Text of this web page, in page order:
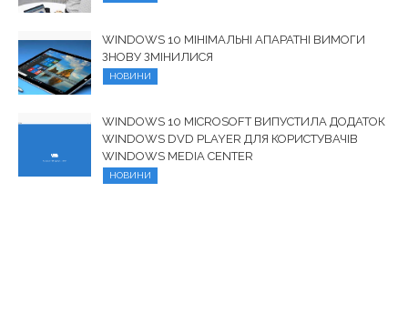
WINDOWS 10 МІНІМАЛЬНІ АПАРАТНІ ВИМОГИ
ЗНОВУ ЗМІНИЛИСЯ
НОВИНИ
WINDOWS 10 MICROSOFT ВИПУСТИЛА ДОДАТОК
WINDOWS DVD PLAYER ДЛЯ КОРИСТУВАЧІВ
WINDOWS MEDIA CENTER
НОВИНИ